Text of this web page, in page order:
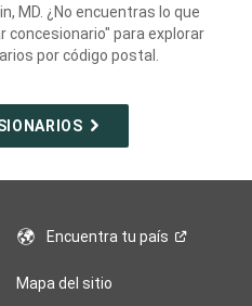
MD. ¿No encuentras lo que
concesionario" para explorar
por código postal.
Encuentra tupaís
Mapa del sitio